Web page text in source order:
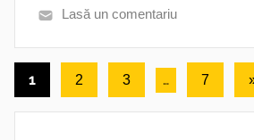
Lasă un comentariu
Paginație
articole
1 2 3 … 7